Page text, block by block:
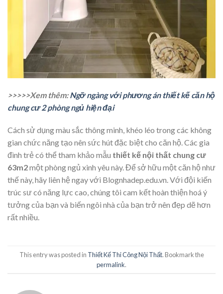
>>>>>Xem thêm:Ngỡ ngàng với phương án thiết kế căn hộ
chung cư 2 phòng ngủ hiện đại
Cách sử dụng màu sắc thông minh, khéo léo trong các không
gian chức năng tạo nên sức hút đặc biệt cho căn hộ. Các gia
đình trẻ có thể tham khảo mẫu thiết kế nội thất chung cư
63m2một phòng ngủ xinh yêu này. Để sở hữu một căn hộ như
thế này, hãy liên hệ ngay với Blognhadep.edu.vn. Với đội kiến
trúc sư có năng lực cao, chúng tôi cam kết hoàn thiện hoá ý
tưởng của bạn và biến ngôi nhà của bạn trở nên đẹp dẽ hơn
rất nhiều.
This entry was posted in Thiết Kế Thi Công Nội Thất. Bookmark the
permalink.